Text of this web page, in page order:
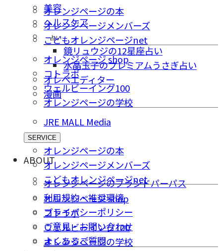
美容
ヘルスケア
占い
鏡リュウジの12星座占い
水晶玉子のプレミアムうさぎ占い
オレペエディター
漫画
オレンジページの本
オレンジページメンバーズ
こどもオレンジページnet
オレンジページ shop
コトラボ
ウェルビーイング100
オレンジページの学校
JRE MALL Media
SERVICE
オレンジページの本
オレンジページメンバーズ
こどもオレンジページnet
オレンジページ shop
コトラボ
ウェルビーイング100
オレンジページの学校
ABOUT
オレンジページのブランドパーパス
利用規約・推奨環境
プライバシーポリシー
ご意⾒・お問い合わせ
よくあるご質問